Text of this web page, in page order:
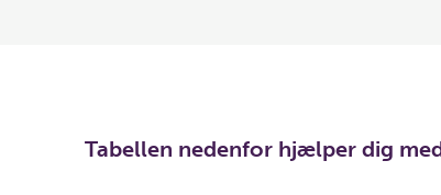
Tabellen nedenfor hjælper dig